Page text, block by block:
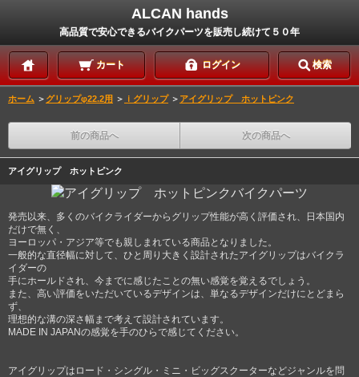
ALCAN hands
高品質で安心できるバイクパーツを販売し続けて５０年
カート ログイン 検索
ホーム ＞ グリップφ22.2用 ＞ ｉグリップ ＞ アイグリップ ホットピンク
前の商品へ 次の商品へ
アイグリップ ホットピンク
発売以来、多くのバイクライダーからグリップ性能が高く評価され、日本国内
だけで無く、
ヨーロッパ・アジア等でも親しまれている商品となりました。
一般的な直径幅に対して、ひと周り大きく設計されたアイグリップはバイクラ
イダーの
手にホールドされ、今までに感じたことの無い感覚を覚えるでしょう。
また、高い評価をいただいているデザインは、単なるデザインだけにとどまら
ず、
理想的な溝の深さ幅まで考えて設計されています。
MADE IN JAPANの感覚を手のひらで感じてください。
アイグリップはロード・シングル・ミニ・ビッグスクーターなどジャンルを問